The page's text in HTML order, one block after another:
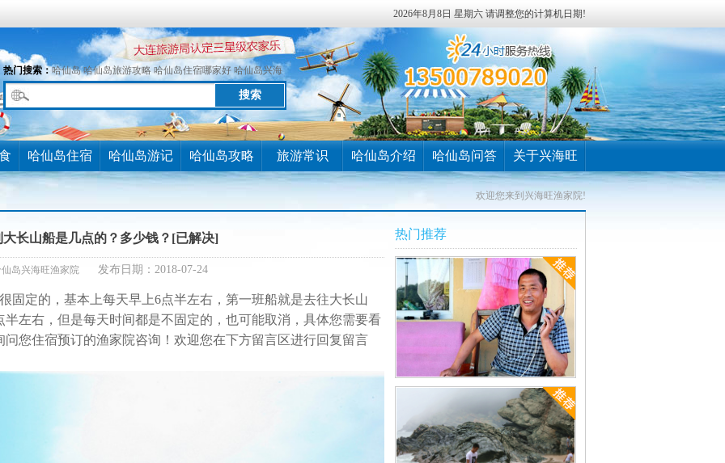
2026年8月8日 星期六 请调整您的计算机日期!
热门搜索：哈仙岛 哈仙岛旅游攻略 哈仙岛住宿哪家好 哈仙岛兴海
旺渔家
哈仙岛住宿 哈仙岛游记 哈仙岛攻略 旅游常识 哈仙岛介绍 哈仙岛问答 关于兴海旺
欢迎您来到兴海旺渔家院!
大长山船是几点的？多少钱？[已解决]
岛兴海旺渔家院 发布日期：2018-07-24
定的，基本上每天早上6点半左右，第一班船就是去往大长山
左右，但是每天时间都是不固定的，也可能取消，具体您需要看
您住宿预订的渔家院咨询！欢迎您在下方留言区进行回复留言
热门推荐
哈仙岛什么季节去最好[已解决]